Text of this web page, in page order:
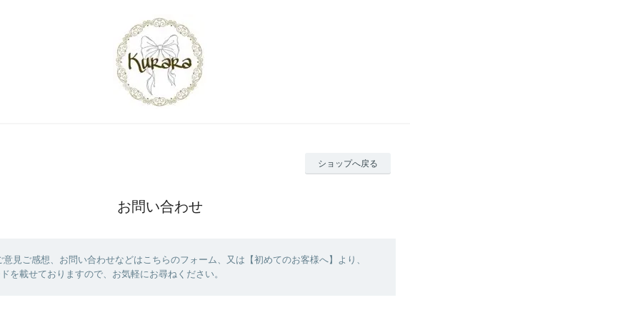
ショップへ戻る
お問い合わせ
意見ご感想、お問い合わせなどはこちらのフォーム、又は【初めてのお客様へ】より、
を載せておりますので、お気軽にお尋ねください。